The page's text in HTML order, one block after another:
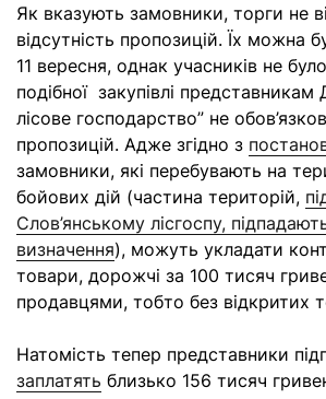
Як вказують замовники, торги не
відсутність пропозицій. Їх можна
11 вересня, однак учасників не
подібної закупівлі представникам
лісове господарство” не
пропозицій. Адже згідно з
замовники, які перебувають на
бойових дій (частина територій,
Слов’янському лісгоспу,
визначення), можуть укладати
товари, дорожчі за 100 тисяч
продавцями, тобто без відкритих
Натомість тепер представники
заплатять близько 156 тисяч